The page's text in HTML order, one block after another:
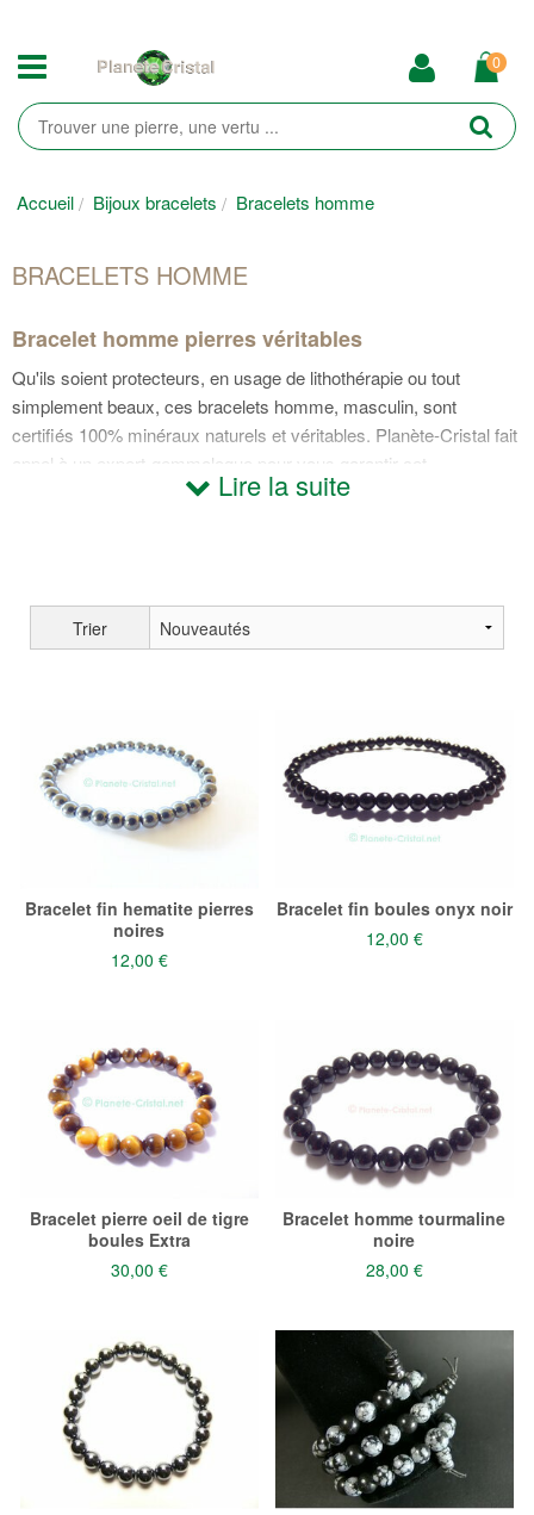
0
Accueil Bijoux bracelets Bracelets homme
BRACELETS HOMME
Bracelet homme pierres véritables
Qu'ils soient protecteurs, en usage de lithothérapie ou tout
simplement beaux, ces bracelets homme, masculin, sont
certifiés 100% minéraux naturels et véritables. Planète-Cristal fait
appel à un expert-gemmologue pour vous garantir cet
Lire la suite
Trier
Bracelet fin hematite pierres
noires
12,00 €
Bracelet fin boules onyx noir
12,00 €
Bracelet pierre oeil de tigre
boules Extra
30,00 €
Bracelet homme tourmaline
noire
28,00 €